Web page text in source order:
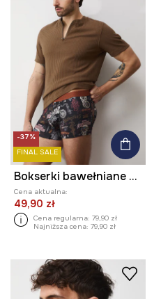
-37%
FINAL SALE
Bokserki bawełniane męskie z elastanem wzorzyste (2-pack)
Cena aktualna:
49,90 zł
Cena regularna: 79,90 zł
Najniższa cena: 79,90 zł